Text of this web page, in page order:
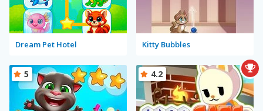
Dream Pet Hotel Kitty Bubbles
5 4.2